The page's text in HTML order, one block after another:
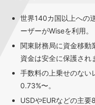
世界140カ国以上への
ーザーがWiseを利用。
関東財務局に資金移動
資金は安全に保護され
手数料の上乗せのない
0.73%〜。
USDやEURなどの主